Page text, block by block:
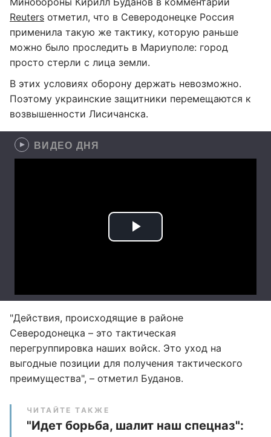
Reuters отметил, что в Северодонецке Россия
применила такую же тактику, которую раньше
можно было проследить в Мариуполе: город
просто стерли с лица земли.
В этих условиях оборону держать невозможно.
Поэтому украинские защитники перемещаются к
возвышенности Лисичанска.
ВИДЕО ДНЯ
"Действия, происходящие в районе
Северодонецка – это тактическая
перегруппировка наших войск. Это уход на
выгодные позиции для получения тактического
преимущества", – отметил Буданов.
ЧИТАЙТЕ ТАКЖЕ
"Идет борьба, шалит наш спецназ":